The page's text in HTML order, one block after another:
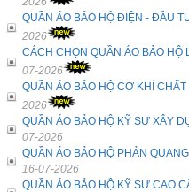
QUẦN ÁO BẢO HỘ ĐIỆN - ĐẦU
2026
CÁCH CHỌN QUẦN ÁO BẢO
07-2026
QUẦN ÁO BẢO HỘ CƠ KHÍ
2026
QUẦN ÁO BẢO HỘ KỸ SƯ XÂY
07-2026
QUẦN ÁO BẢO HỘ PHẢN
16-07-2026
QUẦN ÁO BẢO HỘ KỸ SƯ CAO